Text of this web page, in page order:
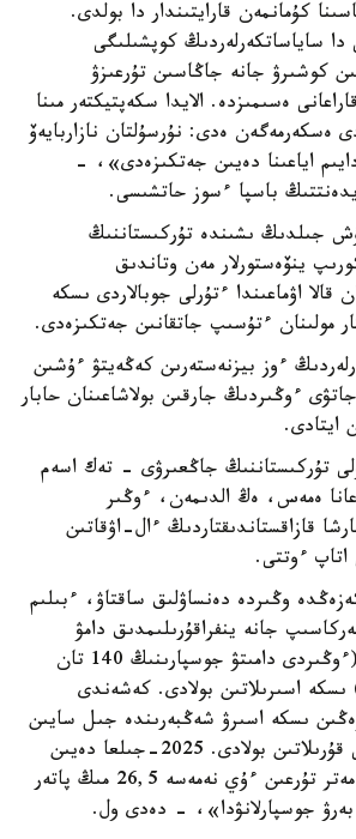
كۇمانمەن قارايتىندار دا بولدى.
جىلى دا ساياساتكەرلەردىڭ كوپشىلىگى
كوشىرۋ جانە جاڭاسىن تۇرعىزۋ
ەسىمىزدە. الايدا سكەپتيكتەر مىنا
ەسكەرمەگەن ەدى: نۇرسۇلتان نازاربايەۆ
اياعىنا دەيىن جەتكىزەدى»، -
باسپا ءسوز حاتشىسى.
جىلدىڭ ىشىندە تۇركىستاننىڭ
ينۆەستورلار مەن وتاندىق
قالا اۋماعىندا ءتۇرلى جوبالاردى ىسكە
مولىنان ءتۇسىپ جاتقانىن جەتكىزەدى.
ءوز بيزنەستەرىن كەڭەيتۋ ءۇشىن
ءوڭىردىڭ جارقىن بولاشاعىنان حابار
ايتادى.
تۇركىستاننىڭ جاڭعىرۋى - تەك اسەم
عانا ەمەس، ەڭ الدىمەن، ءوڭىر
قازاقستاندىقتاردىڭ ءال-اۋقاتىن
اتاپ ءوتتى.
وڭىردە دەنساۋلىق ساقتاۋ، ءبىلىم
جانە ينفراقۇرىلىمدىق دامۋ
سالاسىنداعى جوبالار (ءوڭىردى دامىتۋ جوسپارىنىڭ 140 تان
اسىرىلاتىن بولادى. كەشەندى
ىسكە اسىرۋ شەڭبەرىندە جىل سايىن
40 مىڭ جۇمىس ورنى قۇرىلاتىن بولادى. 2025-جىلعا دەيىن
1,4 ميلليون شارشى مەتر تۇرعىن ءۇي نەمەسە 26,5 مىڭ پاتەر
بەرۋ جوسپارلانۋدا»، - دەدى ول.